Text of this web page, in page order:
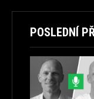
POSLEDNÍ